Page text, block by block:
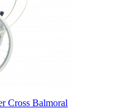
Cross Balmoral